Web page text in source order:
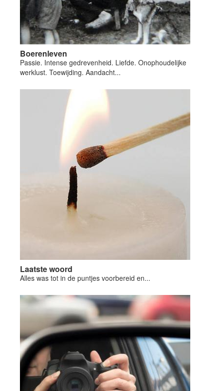
Boerenleven
Passie. Intense gedrevenheid. Liefde. Onophoudelijke
werklust. Toewijding. Aandacht...
Laatste woord
Alles was tot in de puntjes voorbereid en...